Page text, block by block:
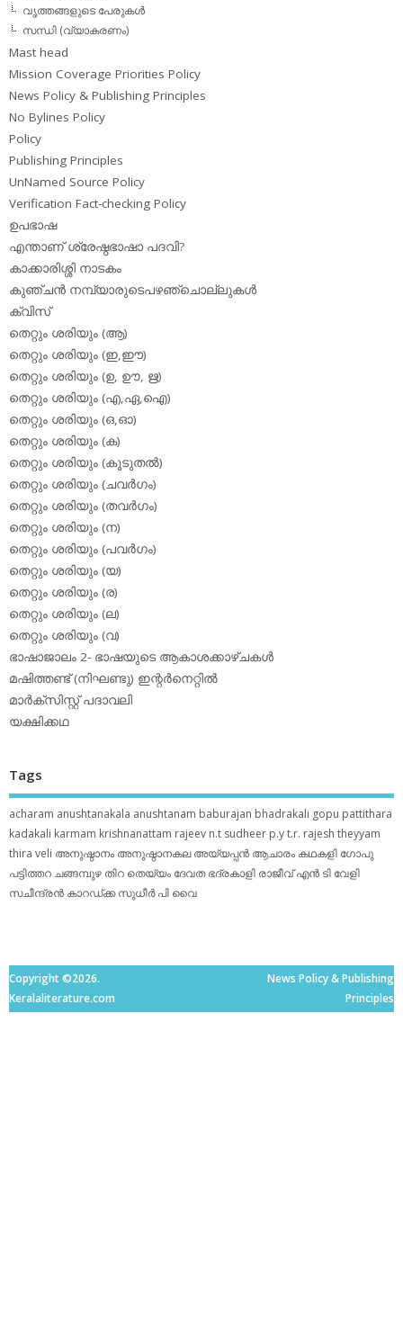
വൃത്തങ്ങളുടെ പേരുകള്‍
സന്ധി (വ്യാകരണം)
Mast head
Mission Coverage Priorities Policy
News Policy & Publishing Principles
No Bylines Policy
Policy
Publishing Principles
UnNamed Source Policy
Verification Fact-checking Policy
ഉപഭാഷ
എന്താണ് ശ്രേഷ്ഠഭാഷാ പദവി?
കാക്കാരിശ്ശി നാടകം
കുഞ്ചന്‍ നമ്പ്യാരുടെപഴഞ്ചൊല്ലുകള്‍
ക്വിസ്
തെറ്റും ശരിയും (ആ)
തെറ്റും ശരിയും (ഇ,ഈ)
തെറ്റും ശരിയും (ഉ, ഊ, ഋ)
തെറ്റും ശരിയും (എ,ഏ,ഐ)
തെറ്റും ശരിയും (ഒ,ഓ)
തെറ്റും ശരിയും (ക)
തെറ്റും ശരിയും (കൂടുതല്‍)
തെറ്റും ശരിയും (ചവര്‍ഗം)
തെറ്റും ശരിയും (തവര്‍ഗം)
തെറ്റും ശരിയും (ന)
തെറ്റും ശരിയും (പവര്‍ഗം)
തെറ്റും ശരിയും (യ)
തെറ്റും ശരിയും (ര)
തെറ്റും ശരിയും (ല)
തെറ്റും ശരിയും (വ)
ഭാഷാജാലം 2- ഭാഷയുടെ ആകാശക്കാഴ്ചകള്‍
മഷിത്തണ്ട് (നിഘണ്ടു) ഇന്റര്‍നെറ്റില്‍
മാര്‍ക്‌സിസ്റ്റ് പദാവലി
യക്ഷിക്കഥ
Tags
acharam anushtanakala anushtanam baburajan bhadrakali gopu pattithara
kadakali karmam krishnanattam rajeev n.t sudheer p.yt.r. rajesh theyyam
thira veli അനുഷ്ഠാനം അനുഷ്ഠാനകല അയ്യപ്പന്‍ ആചാരം കഥകളി ഗോപു
പട്ടിത്തറ ചങ്ങമ്പുഴ തിറ തെയ്യം ദേവത ഭദ്രകാളി രാജീവ് എൻ ടി വേളി
സചീന്ദ്രന്‍ കാറഡ്ക്ക സുധീര്‍ പി വൈ
Copyright ©2026.
Keralaliterature.com
News Policy & Publishing
Principles